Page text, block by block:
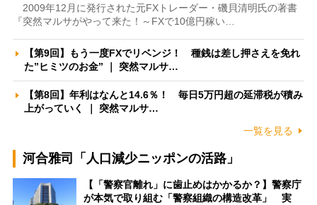
2009年12月に発行された元FXトレーダー・磯貝清明氏の著書
『突然マルサがやって来た！～FXで10億円稼い…
【第9回】もう一度FXでリベンジ！ 種銭は差し押さえを免れ
た”ヒミツのお金” ｜ 突然マルサ…
【第8回】年利はなんと14.6％！ 毎日5万円超の延滞税が積み
上がっていく ｜ 突然マルサ…
一覧を見る
河合雅司「人口減少ニッポンの活路」
【「警察官離れ」に歯止めはかかるか？】警察庁
が本気で取り組む「警察組織の構造改革」 実